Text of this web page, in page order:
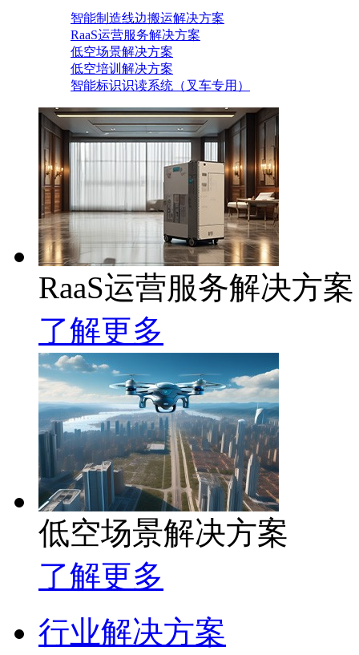
智能制造线边搬运解决方案
RaaS运营服务解决方案
低空场景解决方案
低空培训解决方案
智能标识识读系统（叉车专用）
RaaS运营服务解决方案
了解更多
低空场景解决方案
了解更多
行业解决方案